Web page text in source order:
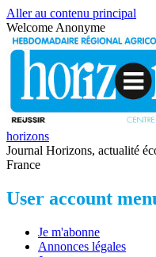
Aller au contenu principal
Welcome Anonyme
horizons
Journal Horizons, actualité
France
User account
Je m'abonne
Annonces légales